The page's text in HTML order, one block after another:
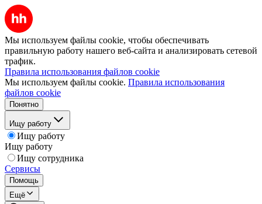
Мы используем файлы cookie, чтобы обеспечивать
правильную работу нашего веб-сайта и анализировать сетевой
трафик.
Правила использования файлов cookie
Мы используем файлы cookie. Правила использования
файлов cookie
Понятно
Ищу работу
Ищу работу
Ищу работу
Ищу сотрудника
Сервисы
Помощь
Ещё